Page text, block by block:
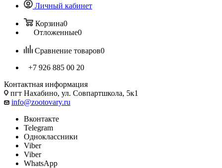
Личный кабинет
Корзина0
Отложенные0
Сравнение товаров0
+7 926 885 00 20
Контактная информация
пгт Нахабино, ул. Совпартшкола, 5к1
info@zootovary.ru
Вконтакте
Telegram
Одноклассники
Viber
Viber
WhatsApp